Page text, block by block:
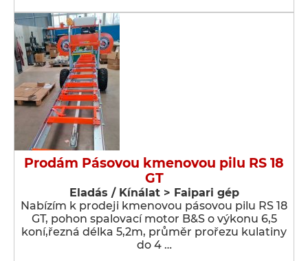
Prodám Pásovou kmenovou pilu RS 18
GT
Eladás / Kínálat > Faipari gép
Nabízím k prodeji kmenovou pásovou pilu RS 18
GT, pohon spalovací motor B&S o výkonu 6,5
koní,řezná délka 5,2m, průměr prořezu kulatiny
do 4 …